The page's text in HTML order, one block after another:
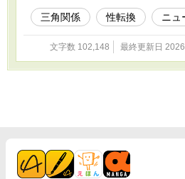
三角関係 性転換 ニュ
文字数 102,148 最終更新日